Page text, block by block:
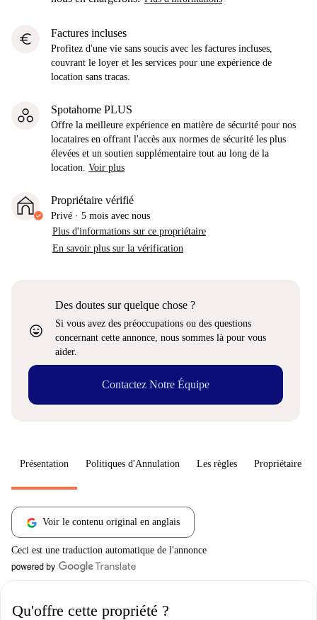
euro Factures incluses
Profitez d'une vie sans soucis avec les factures incluses,
couvrant le loyer et les services pour une expérience de
location sans tracas.
Spotahome PLUS
Offre la meilleure expérience en matière de sécurité pour nos
locataires en offrant l'accès aux normes de sécurité les plus
élevées et un soutien supplémentaire tout au long de la
location. Voir plus
Propriétaire vérifié
Privé · 5 mois avec nous
Plus d'informations sur ce propriétaire
En savoir plus sur la vérification
sentiment_very_satisfied
Des doutes sur quelque chose ?
Si vous avez des préoccupations ou des questions
concernant cette annonce, nous sommes là pour vous
aider.
Contactez Notre Équipe
Présentation Politiques d'Annulation Les règles Propriétaire
Voir le contenu original en anglais
Ceci est une traduction automatique de l'annonce
Qu'offre cette propriété ?